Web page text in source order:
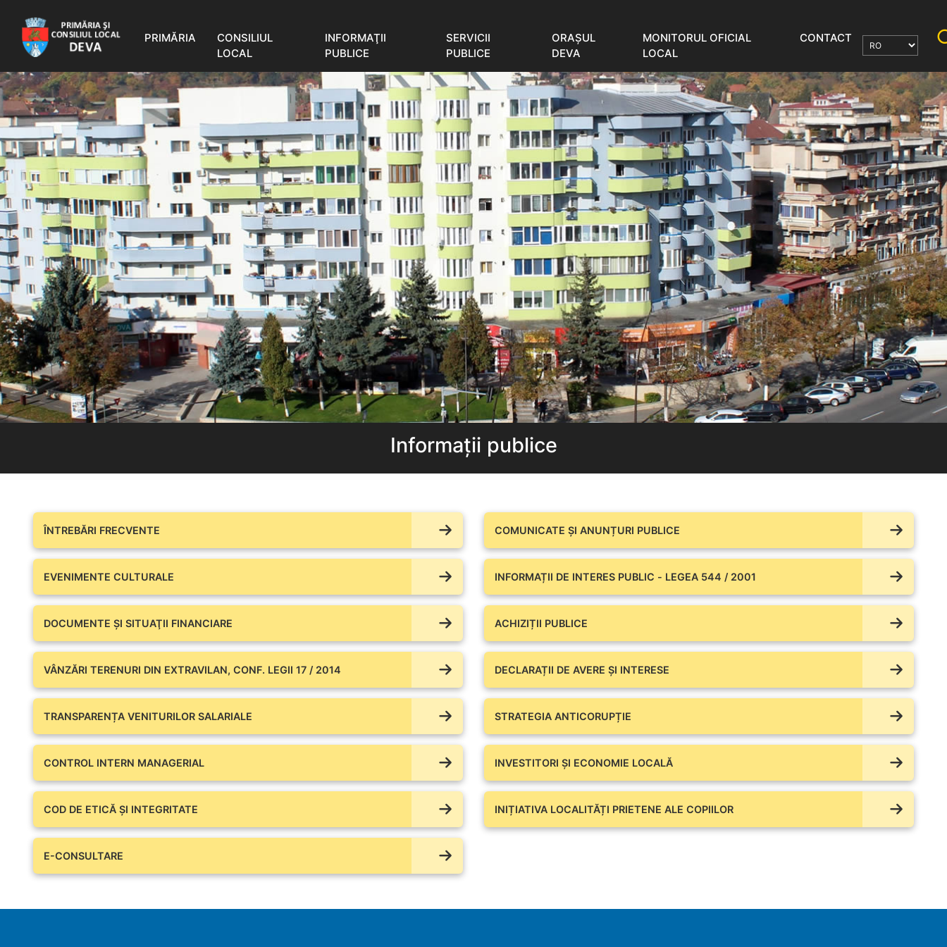
PRIMĂRIA
CONSILIUL
LOCAL
INFORMAŢII
PUBLICE
SERVICII
PUBLICE
ORAŞUL
DEVA
MONITORUL OFICIAL
LOCAL
CONTACT
Informații publice
ÎNTREBĂRI FRECVENTE COMUNICATE ŞI ANUNȚURI PUBLICE
EVENIMENTE CULTURALE INFORMAȚII DE INTERES PUBLIC - LEGEA 544 / 2001
DOCUMENTE ŞI SITUAŢII FINANCIARE ACHIZIȚII PUBLICE
VÂNZĂRI TERENURI DIN EXTRAVILAN, CONF. LEGII 17 / 2014 DECLARAȚII DE AVERE ŞI INTERESE
TRANSPARENȚA VENITURILOR SALARIALE STRATEGIA ANTICORUPȚIE
CONTROL INTERN MANAGERIAL INVESTITORI ȘI ECONOMIE LOCALĂ
COD DE ETICĂ ȘI INTEGRITATE INIȚIATIVA LOCALITĂȚI PRIETENE ALE COPIILOR
E-CONSULTARE